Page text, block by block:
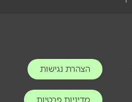
הצהרת נגישות
מדיניות פרטיות